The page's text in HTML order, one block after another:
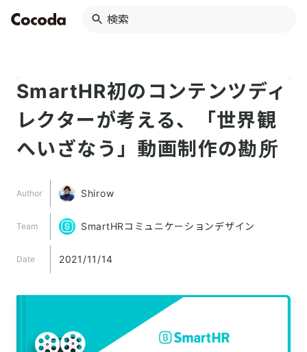
SmartHR初のコンテンツディ
レクターが考える、「世界観
へいざなう」動画制作の勘所
Author Shirow
Team SmartHRコミュニケーションデザイン
Date 2021/11/14